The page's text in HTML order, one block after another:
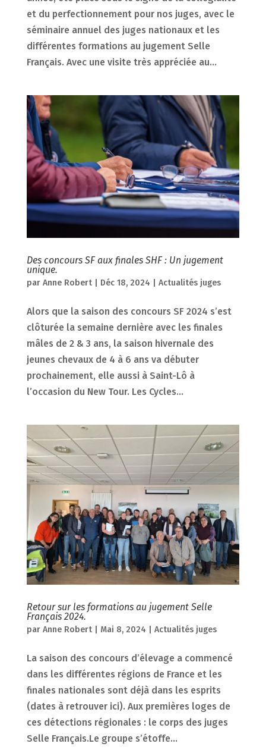
et du perfectionnement pour nos juges, avec le
séminaire annuel des juges nationaux et les
différentes formations au jugement Selle
Français. Avec une visite très appréciée au...
Des concours SF aux finales SHF : Un jugement
unique.
par Anne Robert| Déc 18, 2024 Actualités juges
Alors que la saison des concours SF 2024 s’est
clôturée la semaine dernière avec les finales
mâles de 2 & 3 ans, la saison hivernale des
jeunes chevaux de 4 à 6 ans va débuter
prochainement, elle aussi à Saint-Lô à
l’occasion du New Tour. Les Cycles...
Retour sur les formations au jugement Selle
Français 2024.
par Anne Robert| Mai 8, 2024 Actualités juges
La saison des concours d’élevage a commencé
dans les différentes régions de France et les
finales nationales sont déjà dans les esprits
(dates à retrouver ici). Aux premières loges de
ces détections régionales : le corps des juges
Selle Français.Le groupe s’étoffe...